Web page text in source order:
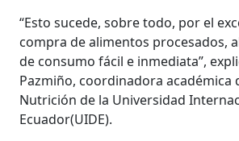
“Esto sucede, sobre todo, por el
compra de alimentos procesados,
de consumo fácil e inmediata”,
Pazmiño, coordinadora académica
Nutrición de la Universidad
Ecuador(UIDE).